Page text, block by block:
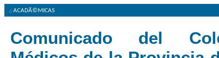
.: ACADÃ©MICAS
Comunicado del